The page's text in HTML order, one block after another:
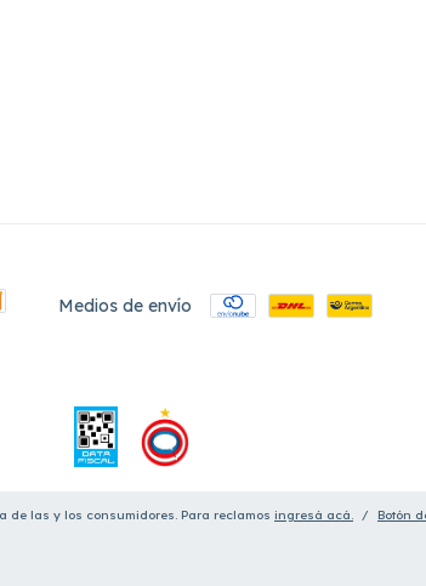
Medios de envío
de las y los consumidores. Para reclamos ingresá acá. / Botón